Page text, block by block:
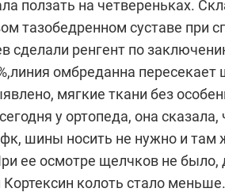
ползать на четвереньках.
тазобедренном суставе при
сделали ренгент по
омбреданна пересекает
мягкие ткани без
у ортопеда, она
шины носить не нужно и
ее осмотре щелчков не
колоть стало